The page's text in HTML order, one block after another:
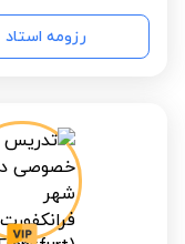
رزومه استاد